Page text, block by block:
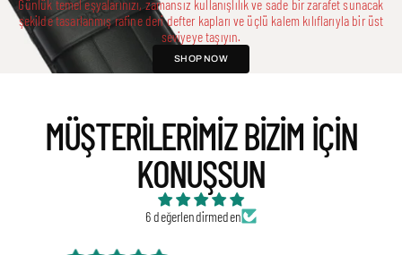
Günlük temel eşyalarınızı, zamansız kullanışlılık ve sade bir zarafet sunacak
şekilde tasarlanmış rafine deri defter kapları ve üçlü kalem kılıflarıyla bir üst
seviyeye taşıyın.
SHOP NOW
MÜŞTERILERIMIZ BIZIM IÇIN
KONUŞSUN
6 değerlendirmeden